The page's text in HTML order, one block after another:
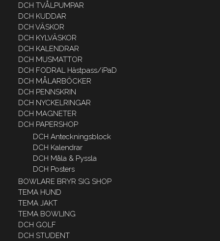
DCH TVÅLPUMPAR
DCH KUDDAR
DCH VÄSKOR
DCH KYLVÄSKOR
DCH KALENDRAR
DCH MUSMATTOR
DCH FODRAL Hästpass/iPaD
DCH MÅLARBÖCKER
DCH PENNSKRIN
DCH NYCKELRINGAR
DCH MAGNETER
DCH PAPERSHOP
DCH Anteckningsblock
DCH Kalendrar
DCH Måla & Pyssla
DCH Posters
BOWLARE BRYR SIG SHOP
TEMA HUND
TEMA JAKT
TEMA BOWLING
DCH GOLF
DCH STUDENT